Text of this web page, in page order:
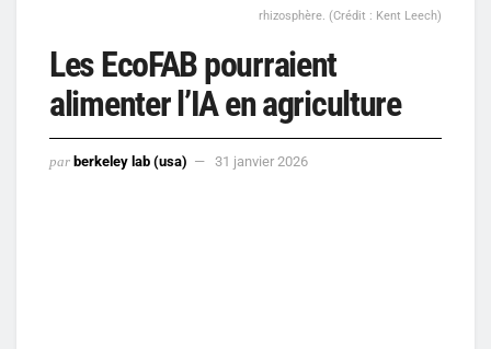
rhizosphère. (Crédit : Kent Leech)
Les EcoFAB pourraient
alimenter l’IA en agriculture
par berkeley lab (usa) 31 janvier 2026